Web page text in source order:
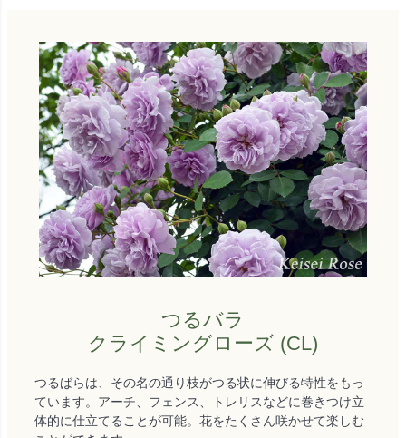
つるバラ
クライミングローズ (CL)
つるばらは、その名の通り枝がつる状に伸びる特性をもっ
ています。アーチ、フェンス、トレリスなどに巻きつけ立
体的に仕立てることが可能。花をたくさん咲かせて楽しむ